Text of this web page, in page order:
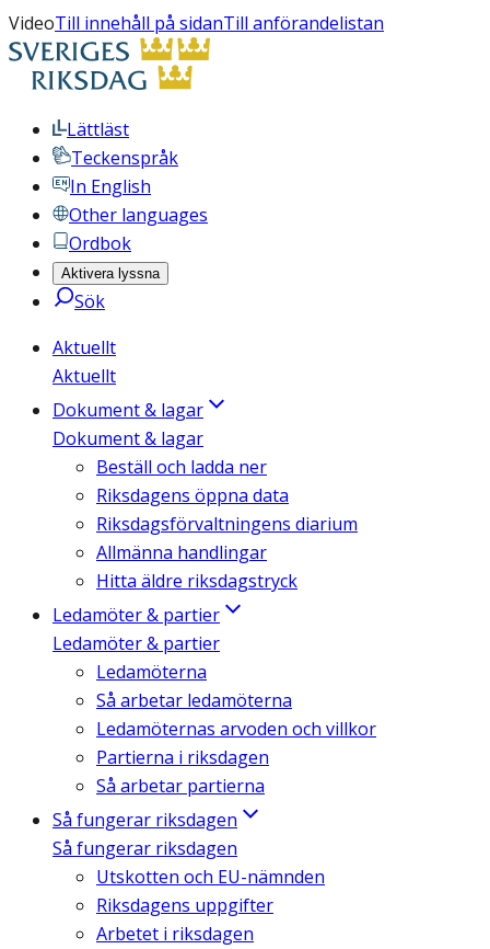
VideoTill innehåll på sidanTill anförandelistan
Lättläst
Teckenspråk
In English
Other languages
Ordbok
Aktivera lyssna
Sök
Aktuellt
Aktuellt
Dokument & lagar
Dokument & lagar
Beställ och ladda ner
Riksdagens öppna data
Riksdagsförvaltningens diarium
Allmänna handlingar
Hitta äldre riksdagstryck
Ledamöter & partier
Ledamöter & partier
Ledamöterna
Så arbetar ledamöterna
Ledamöternas arvoden och villkor
Partierna i riksdagen
Så arbetar partierna
Så fungerar riksdagen
Så fungerar riksdagen
Utskotten och EU-nämnden
Riksdagens uppgifter
Arbetet i riksdagen